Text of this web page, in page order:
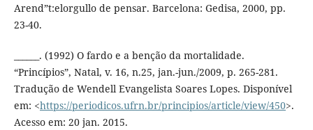
Arend”t:elorgullo de pensar. Barcelona: Gedisa, 2000, pp.
23-40.
______. (1992) O fardo e a benção da mortalidade.
“Princípios”, Natal, v. 16, n.25, jan.-jun./2009, p. 265-281.
Tradução de Wendell Evangelista Soares Lopes. Disponível
em: <https://periodicos.ufrn.br/principios/article/view/450>.
Acesso em: 20 jan. 2015.